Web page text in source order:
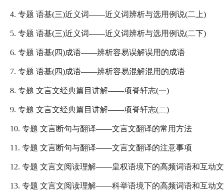
4. 专题 语基(三)近义词——近义词辨析与选用例说(二上)
5. 专题 语基(三)近义词——近义词辨析与选用例说(二下)
6. 专题 语基(四)成语——辨析容易误解误用的成语
7. 专题 语基(四)成语——辨析容易混解混用的成语
8. 专题 文言文经典篇目讲解——项脊轩志(一)
9. 专题 文言文经典篇目讲解——项脊轩志(二)
10. 专题 文言断句与翻译——文言文翻译的常用方法
11. 专题 文言断句与翻译——文言文翻译的注意事项
12. 专题 文言文阅读理解——皇权语境下的高频词语和互动
13. 专题 文言文阅读理解——科举语境下的高频词语和互动